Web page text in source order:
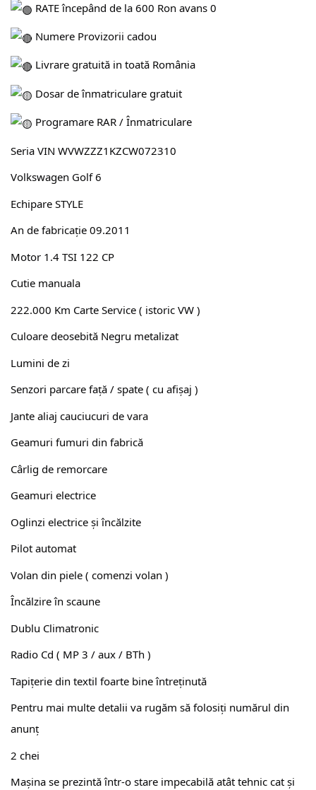
RATE începând de la 600 Ron avans 0
Numere Provizorii cadou
Livrare gratuită in toată România
Dosar de înmatriculare gratuit
Programare RAR / Înmatriculare
Seria VIN WVWZZZ1KZCW072310
Volkswagen Golf 6
Echipare STYLE
An de fabricație 09.2011
Motor 1.4 TSI 122 CP
Cutie manuala
222.000 Km Carte Service ( istoric VW )
Culoare deosebită Negru metalizat
Lumini de zi
Senzori parcare față / spate ( cu afișaj )
Jante aliaj cauciucuri de vara
Geamuri fumuri din fabrică
Cârlig de remorcare
Geamuri electrice
Oglinzi electrice și încălzite
Pilot automat
Volan din piele ( comenzi volan )
Încălzire în scaune
Dublu Climatronic
Radio Cd ( MP 3 / aux / BTh )
Tapițerie din textil foarte bine întreținută
Pentru mai multe detalii va rugăm să folosiți numărul din
anunț
2 chei
Mașina se prezintă într-o stare impecabilă atât tehnic cat și